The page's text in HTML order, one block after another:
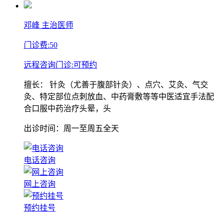
邓峰 主治医师
门诊费:50
远程咨询门诊:可预约
擅长：
针灸（尤善于腹部针灸）、点穴、艾灸、气交
灸、特定部位点刺放血、中药膏敷等等中医适宜手法配
合口服中药治疗头晕，头
出诊时间：周一至周五全天
电话咨询
网上咨询
预约挂号